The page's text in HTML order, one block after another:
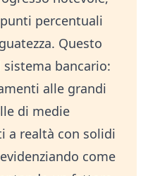
percentuali
Questo
bancario:
alle grandi
di medie
a realtà con solidi
come